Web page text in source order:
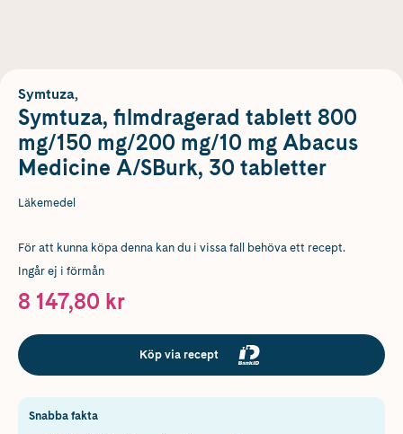
Symtuza,
Symtuza, filmdragerad tablett 800
mg/150 mg/200 mg/10 mg Abacus
Medicine A/SBurk, 30 tabletter
Läkemedel
För att kunna köpa denna kan du i vissa fall behöva ett recept.
Ingår ej i förmån
8 147,80 kr
Köp via recept
Snabba fakta